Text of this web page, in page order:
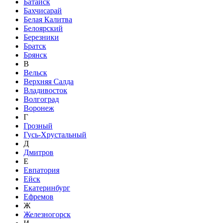
Бахчисарай
Белая Калитва
Белоярский
Березники
Братск
Брянск
В
Вельск
Верхняя Салда
Владивосток
Волгоград
Воронеж
Г
Грозный
Гусь-Хрустальный
Д
Дмитров
Е
Евпатория
Ейск
Екатеринбург
Ефремов
Ж
Железногорск